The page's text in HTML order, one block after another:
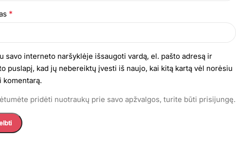
*
savo interneto naršyklėje išsaugoti vardą, el. pašto adresą ir
puslapį, kad jų nebereiktų įvesti iš naujo, kai kitą kartą vėl norėsiu
komentarą.
pridėti nuotraukų prie savo apžvalgos, turite būti prisijungę.